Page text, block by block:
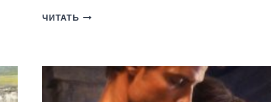
ЧИТАТЬ ГОРЬКИЙ
ЛЬВОФФ)